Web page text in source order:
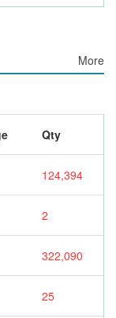
More
Qty
124,394
2
322,090
25